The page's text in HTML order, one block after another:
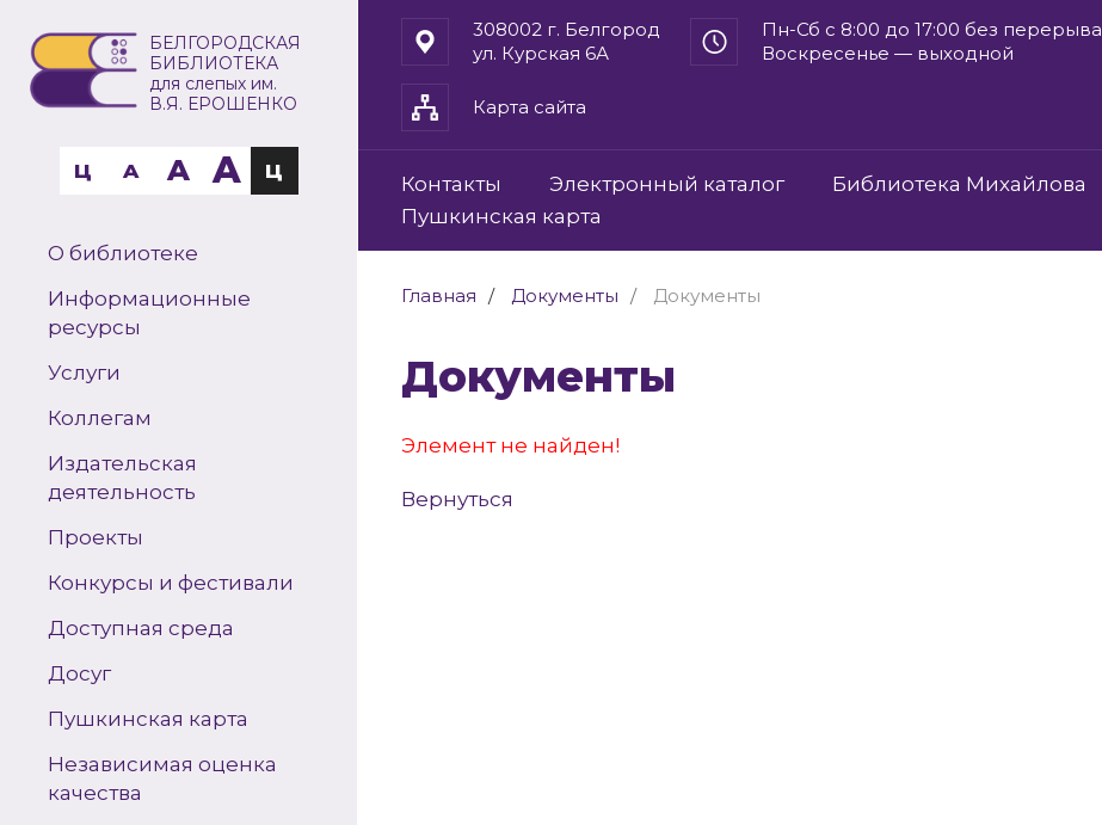
БЕЛГОРОДСКАЯ
БИБЛИОТЕКА
для слепых им.
В.Я. ЕРОШЕНКО
Ц A A A Ц
О библиотеке
Информационные
ресурсы
Услуги
Коллегам
Издательская
деятельность
Проекты
Конкурсы и фестивали
Доступная среда
Досуг
Пушкинская карта
Независимая оценка
качества
308002 г. Белгород
ул. Курская 6А
Пн-Сб с 8:00 до 17:00 без перерыва
Воскресенье — выходной
Карта сайта
Контакты Электронный каталог
Библиотека Михайлова
Пушкинская карта
Главная Документы Документы
Документы
Элемент не найден!
Вернуться